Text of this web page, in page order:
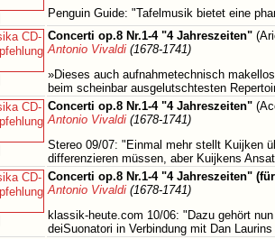
Penguin Guide: "Tafelmusik bietet eine
Concerti op.8 Nr.1-4 "4 Jahreszeiten"
Antonio Vivaldi (1678-1741)
»Dieses auch aufnahmetechnisch
beim scheinbar ausgelutschtesten
Concerti op.8 Nr.1-4 "4 Jahreszeiten"
Antonio Vivaldi (1678-1741)
Stereo 09/07: "Einmal mehr stellt Kuijken
differenzieren müssen, aber Kuijkens
Concerti op.8 Nr.1-4 "4 Jahreszeiten"
Antonio Vivaldi (1678-1741)
klassik-heute.com 10/06: "Dazu gehört
deiSuonatori in Verbindung mit Dan